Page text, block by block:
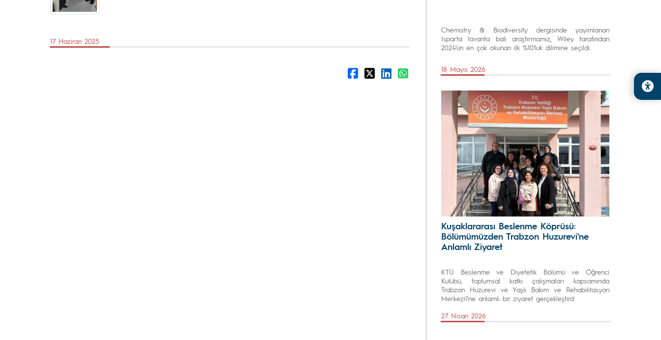
17 Haziran 2025
Chemistry & Biodiversity dergisinde yayımlanan
Isparta lavanta balı araştırmamız, Wiley tarafından
2024'ün en çok okunan ilk %10'luk dilimine seçildi.
18 Mayıs 2026
Kuşaklararası Beslenme Köprüsü:
Bölümümüzden Trabzon Huzurevi'ne
Anlamlı Ziyaret
KTÜ Beslenme ve Diyetetik Bölümü ve Öğrenci
Kulübü, toplumsal katkı çalışmaları kapsamında
Trabzon Huzurevi ve Yaşlı Bakım ve Rehabilitasyon
Merkezi?ne anlamlı bir ziyaret gerçekleştird
27 Nisan 2026